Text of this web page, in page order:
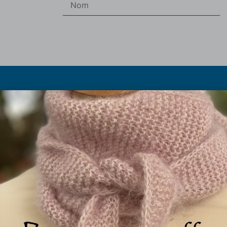
Olivier et Marielle Chautard
Ferme de Rouzaud (sur RDV)
09100 St Victor Rouzaud
09.75.99.11.94
Les
Les
Histoire du
Taille à
Les fils
La